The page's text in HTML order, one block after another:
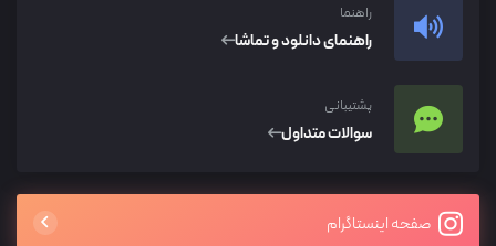
راهنما
راهنمای دانلود و تماشا
پشتیبانی
سوالات متداول
صفحه اینستاگرام